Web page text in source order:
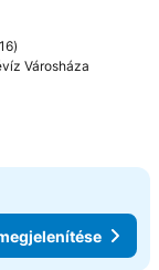
kedvencekhez
Városháza